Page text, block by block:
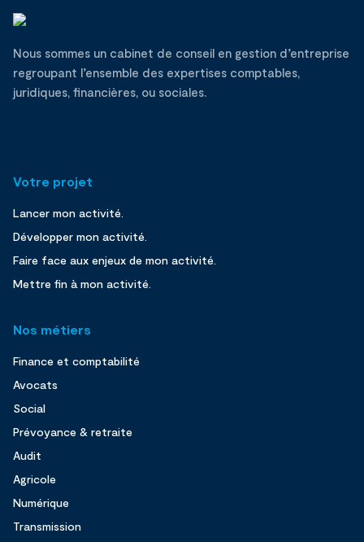
Nous sommes un cabinet de conseil en gestion d’entreprise
regroupant l’ensemble des expertises comptables,
juridiques, financières, ou sociales.
Votre projet
Lancer mon activité.
Développer mon activité.
Faire face aux enjeux de mon activité.
Mettre fin à mon activité.
Nos métiers
Finance et comptabilité
Avocats
Social
Prévoyance & retraite
Audit
Agricole
Numérique
Transmission